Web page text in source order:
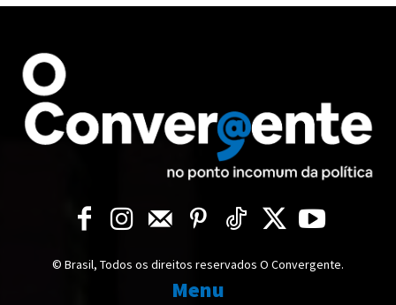
© Brasil, Todos os direitos reservados O Convergente.
Menu